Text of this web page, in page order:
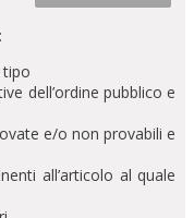
dell’ordine pubblico e
e/o non provabili e
all’articolo al quale